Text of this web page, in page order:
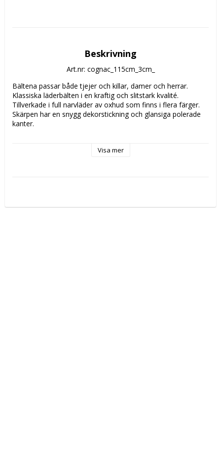
Beskrivning
Art.nr: cognac_115cm_3cm_
Bältena passar både tjejer och killar, damer och herrar.
Klassiska läderbälten i en kraftig och slitstark kvalité.
Tillverkade i full narvläder av oxhud som finns i flera färger.
Skärpen har en snygg dekorstickning och glansiga polerade
kanter.
några hål för minskning eller ökning av midjan.
Visa mer